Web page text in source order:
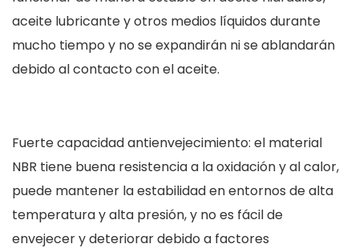
aceite lubricante y otros medios líquidos durante
mucho tiempo y no se expandirán ni se ablandarán
debido al contacto con el aceite.
Fuerte capacidad antienvejecimiento: el material
NBR tiene buena resistencia a la oxidación y al calor,
puede mantener la estabilidad en entornos de alta
temperatura y alta presión, y no es fácil de
envejecer y deteriorar debido a factores